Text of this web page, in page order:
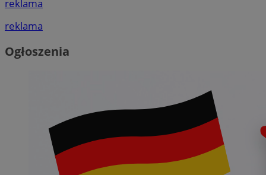
reklama
reklama
Ogłoszenia